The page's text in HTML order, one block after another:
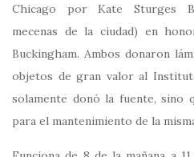
Chicago por Kate Sturges
mecenas de la ciudad) en
Buckingham. Ambos donaron
objetos de gran valor al
solamente donó la fuente, sino
para el mantenimiento de la